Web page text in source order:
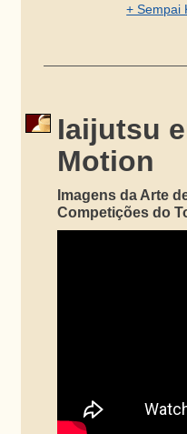
+ Sempai
Iaijutsu
Motion
Imagens da Arte
Competições do